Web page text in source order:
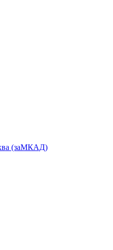
(заМКАД)